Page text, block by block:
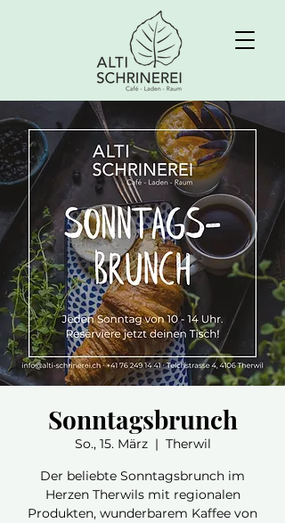
Sonntagsbrunch
So., 15. März
  |
Therwil
Der beliebte Sonntagsbrunch im
Herzen Therwils mit regionalen
Produkten, wunderbarem Kaffee von